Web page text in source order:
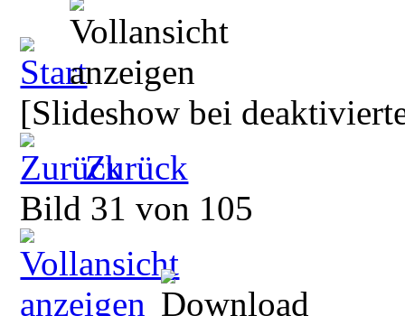
[Slideshow bei
Zurück
Bild 31 von 105